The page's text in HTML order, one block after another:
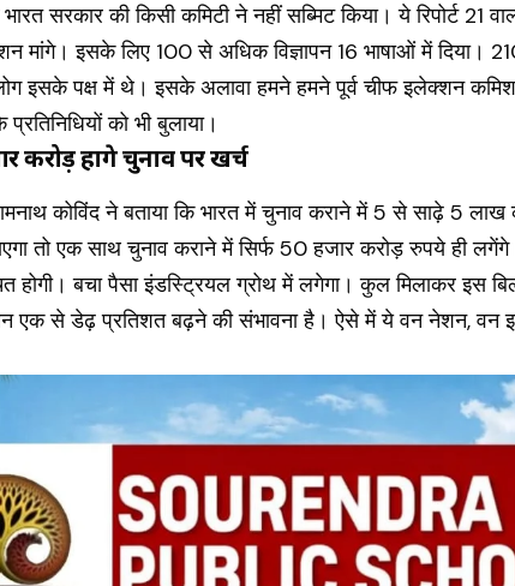
सरकार की किसी कमिटी ने नहीं सब्मिट किया। ये रिपोर्ट
मांगे। इसके लिए 100 से अधिक विज्ञापन 16 भाषाओं में दिया।
इसके पक्ष में थे। इसके अलावा हमने हमने पूर्व चीफ इलेक्शन
को भी बुलाया।
करोड़ होंगे चुनाव पर खर्च
रामनाथ कोविंद ने बताया कि भारत में चुनाव कराने में 5 से साढ़े 5
तो एक साथ चुनाव कराने में सिर्फ 50 हजार करोड़ रुपये ही
होगी। बचा पैसा इंडस्ट्रियल ग्रोथ में लगेगा। कुल मिलाकर इस
एक से डेढ़ प्रतिशत बढ़ने की संभावना है। ऐसे में ये वन नेशन, वन